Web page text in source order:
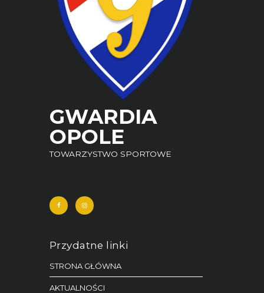
GWARDIA
OPOLE
TOWARZYSTWO SPORTOWE
Przydatne linki
STRONA GŁÓWNA
AKTUALNOŚCI